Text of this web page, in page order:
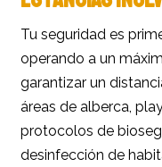
Tu seguridad es
operando a un
garantizar un
áreas de alberca,
protocolos de
desinfección de